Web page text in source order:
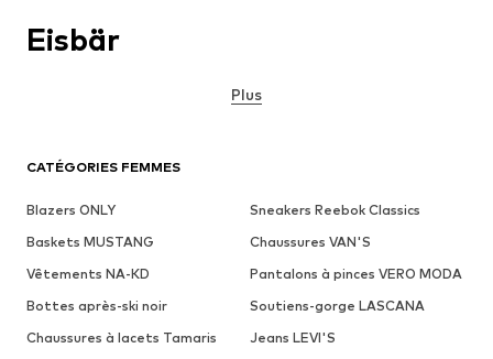
CATÉGORIES FEMMES
Blazers ONLY
Sneakers Reebok Classics
Baskets MUSTANG
Chaussures VAN'S
Vêtements NA-KD
Pantalons à pinces VERO MODA
Bottes après-ski noir
Soutiens-gorge LASCANA
Chaussures à lacets Tamaris
Jeans LEVI'S
Eisbär
Plus